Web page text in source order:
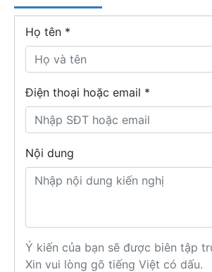
Họ tên *
Điện thoại hoặc email *
Nội dung
Ý kiến của bạn sẽ được biên tập
Xin vui lòng gõ tiếng Việt có dấu.